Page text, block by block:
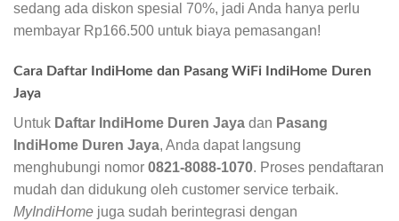
sedang ada diskon spesial 70%, jadi Anda hanya perlu
membayar Rp166.500 untuk biaya pemasangan!
Cara Daftar IndiHome dan Pasang WiFi IndiHome Duren
Jaya
Untuk Daftar IndiHome Duren Jaya dan Pasang
IndiHome Duren Jaya, Anda dapat langsung
menghubungi nomor 0821-8088-1070. Proses pendaftaran
mudah dan didukung oleh customer service terbaik.
MyIndiHome juga sudah berintegrasi dengan